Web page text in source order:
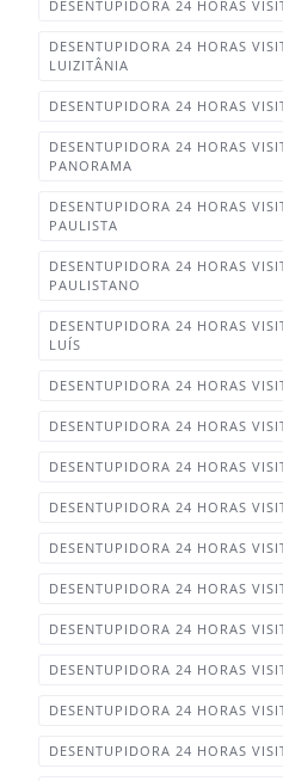
DESENTUPIDORA 24 HORAS
DESENTUPIDORA 24 HORAS
LUIZITÂNIA
DESENTUPIDORA 24 HORAS
DESENTUPIDORA 24 HORAS
PANORAMA
DESENTUPIDORA 24 HORAS
PAULISTA
DESENTUPIDORA 24 HORAS
PAULISTANO
DESENTUPIDORA 24 HORAS
LUÍS‎
DESENTUPIDORA 24 HORAS
DESENTUPIDORA 24 HORAS
DESENTUPIDORA 24 HORAS
DESENTUPIDORA 24 HORAS
DESENTUPIDORA 24 HORAS
DESENTUPIDORA 24 HORAS
DESENTUPIDORA 24 HORAS
DESENTUPIDORA 24 HORAS
DESENTUPIDORA 24 HORAS
DESENTUPIDORA 24 HORAS